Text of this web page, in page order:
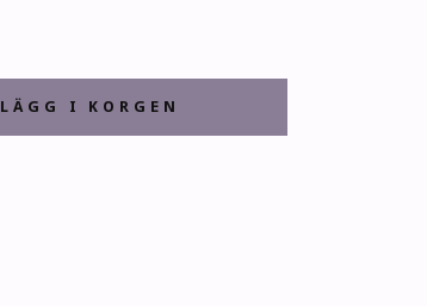
LÄGG I KORGEN